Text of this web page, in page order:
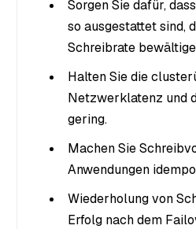
Sorgen Sie dafür,
so ausgestattet sind,
Schreibrate
Halten Sie die
Netzwerklatenz und
gering.
Machen Sie
Anwendungen
Wiederholung von
Erfolg nach dem